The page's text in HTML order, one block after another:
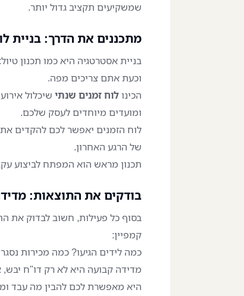
שמשקיעים תקציב גדול יותר.
מתכננים את הדרך: בניית
בניית אסטרטגיה היא כמו תכנון
וכעת אתם צריכים מפה.
הכינולוח זמנים שנתי שיכלול
ומועדים מיוחדים לעסק שלכם.
לוח הזמנים יאפשר לכם להקדים את
של הרגע האחרון.
תכנון מראש הוא המפתח לביצוע
בודקים את התוצאות:
בסוף כל פעילות, חשוב לבדוק את
קמפיין:
כמה לידים הגיעו? כמה מכירות
מדידה קבועה היא לא רק דו"ח יבש,
היא מאפשרת לכם להבין מה עבד